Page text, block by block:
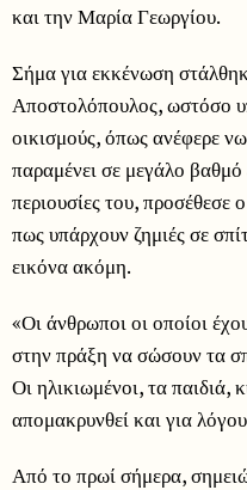
και την Μαρία Γεωργίου.
Σήμα για εκκένωση
Αποστολόπουλος, ωστόσο
οικισμούς, όπως ανέφερε
παραμένει σε μεγάλο βαθμό
περιουσίες του, προσέθεσε
πως υπάρχουν ζημιές σε
εικόνα ακόμη.
«Οι άνθρωποι οι οποίοι
στην πράξη να σώσουν τα
Οι ηλικιωμένοι, τα παιδιά,
απομακρυνθεί και για
Από το πρωί σήμερα,